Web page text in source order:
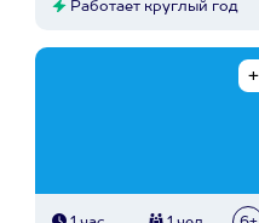
Работает круглый год